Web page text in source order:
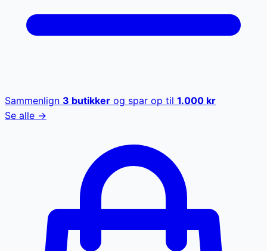
Sammenlign 3 butikker og spar op til 1.000 kr
Se alle →